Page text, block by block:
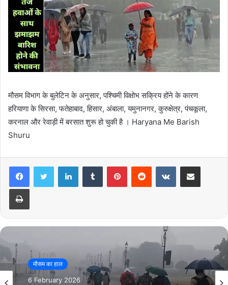
मौसम विभाग के बुलेटिन के अनुसार, पश्चिमी विक्षोभ सक्रिय होंने के कारण
हरियाणा के सिरसा, फतेहाबाद, हिसार, अंबाला, यमुनानगर, कुरुक्षेत्र, पंचकूला,
करनाल और रेवाड़ी में बरसात शुरू हो चुकी है । Haryana Me Barish
Shuru
मौसम का हाल
18 January 2026